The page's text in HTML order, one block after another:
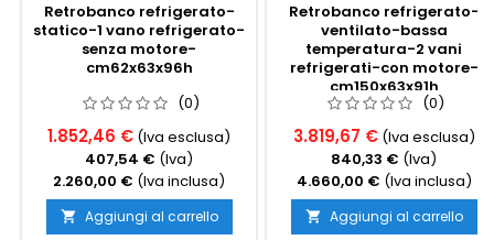
Retrobanco refrigerato-
statico-1 vano refrigerato-
senza motore-
cm62x63x96h
(0)
1.852,46 € (Iva esclusa)
407,54 € (Iva)
2.260,00 € (Iva inclusa)
 Aggiungi al carrello
Retrobanco refrigerato-
ventilato-bassa
temperatura-2 vani
refrigerati-con motore-
cm150x63x91h
(0)
3.819,67 € (Iva esclusa)
840,33 € (Iva)
4.660,00 € (Iva inclusa)
 Aggiungi al carrello